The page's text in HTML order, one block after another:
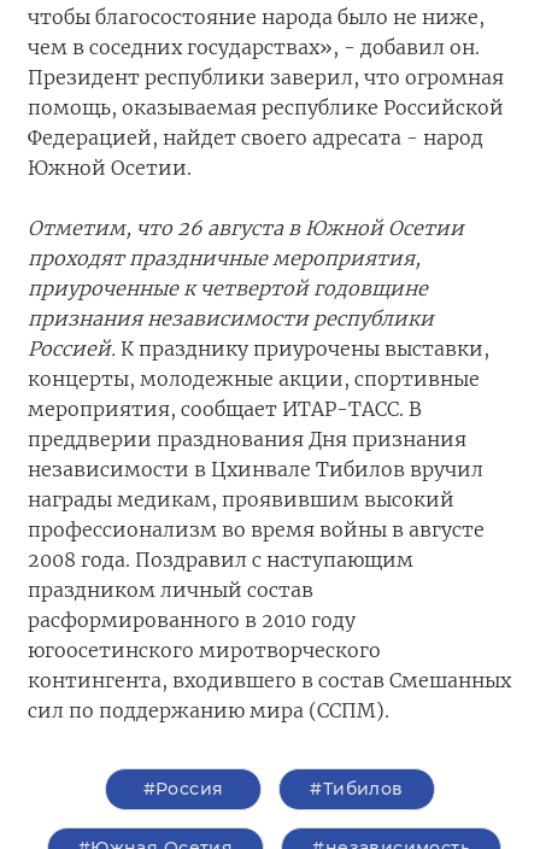
чтобы благосостояние народа было не ниже,
чем в соседних государствах», - добавил он.
Президент республики заверил, что огромная
помощь, оказываемая республике Российской
Федерацией, найдет своего адресата - народ
Южной Осетии.
Отметим, что 26 августа в Южной Осетии
проходят праздничные мероприятия,
приуроченные к четвертой годовщине
признания независимости республики
Россией. К празднику приурочены выставки,
концерты, молодежные акции, спортивные
мероприятия, сообщает ИТАР-ТАСС. В
преддверии празднования Дня признания
независимости в Цхинвале Тибилов вручил
награды медикам, проявившим высокий
профессионализм во время войны в августе
2008 года. Поздравил с наступающим
праздником личный состав
расформированного в 2010 году
югоосетинского миротворческого
контингента, входившего в состав Смешанных
сил по поддержанию мира (ССПМ).
#Россия #Тибилов